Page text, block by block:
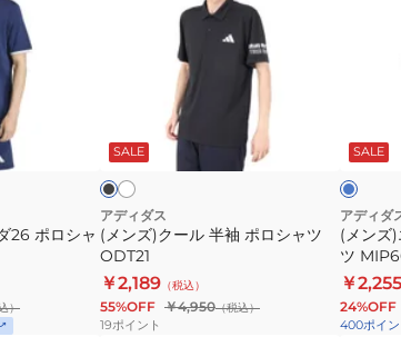
26 ポロシャ
）
ポ
ロ
シ
ャ
ツ
ODT21
SALE
ブ
ワ
アディダス
(メンズ)クール 半袖 ポロシャツ
ODT21
￥2,189 （税込）
55%OFF ￥4,950（税込）
19ポイント
ダ
26
ポ
ロ
シ
ャ
ツ
SALE
ブ
ル
アディダ
(メンズ
ツ
￥2,255
24%OFF
400ポイン